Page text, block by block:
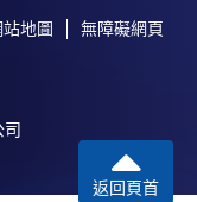
地圖 無障礙網頁
返回頁首